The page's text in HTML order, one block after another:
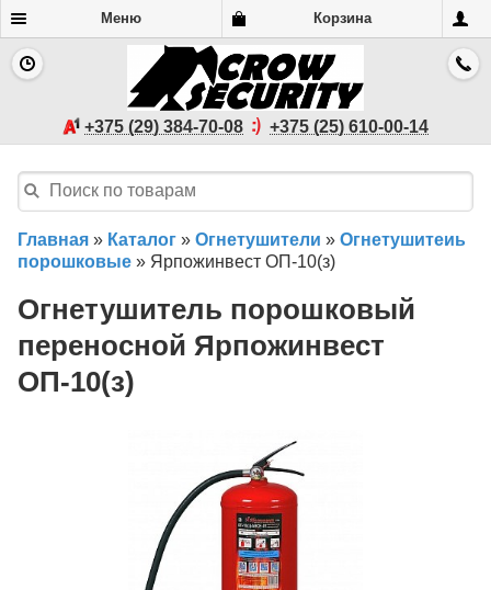
Меню Корзина
+375 (29) 384-70-08 +375 (25) 610-00-14
Главная » Каталог » Огнетушители » Огнетушитеиь
порошковые » Ярпожинвест ОП-10(з)
Огнетушитель порошковый
переносной Ярпожинвест
ОП-10(з)